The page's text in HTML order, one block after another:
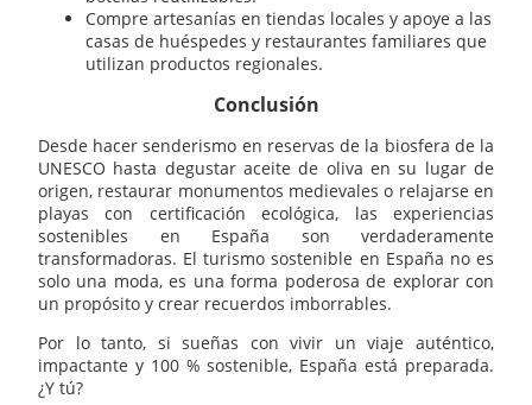
Compre artesanías en tiendas locales y apoye a las
casas de huéspedes y restaurantes familiares que
utilizan productos regionales.
Conclusión
Desde hacer senderismo en reservas de la biosfera de la
UNESCO hasta degustar aceite de oliva en su lugar de
origen, restaurar monumentos medievales o relajarse en
playas con certificación ecológica, las experiencias
sostenibles en España son verdaderamente
transformadoras. El turismo sostenible en España no es
solo una moda, es una forma poderosa de explorar con
un propósito y crear recuerdos imborrables.
Por lo tanto, si sueñas con vivir un viaje auténtico,
impactante y 100 % sostenible, España está preparada.
¿Y tú?